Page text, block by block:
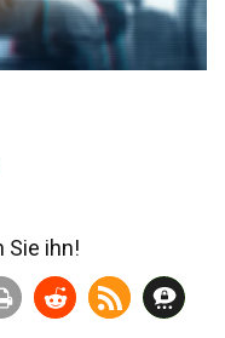
Sie ihn!